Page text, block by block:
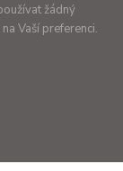
žádný
Vaší preferenci.